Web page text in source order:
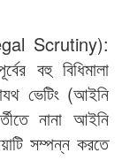
Scrutiny):
বহু বিধিমালা
ভেটিং (আইনি
নানা আইনি
সম্পন্ন করতে